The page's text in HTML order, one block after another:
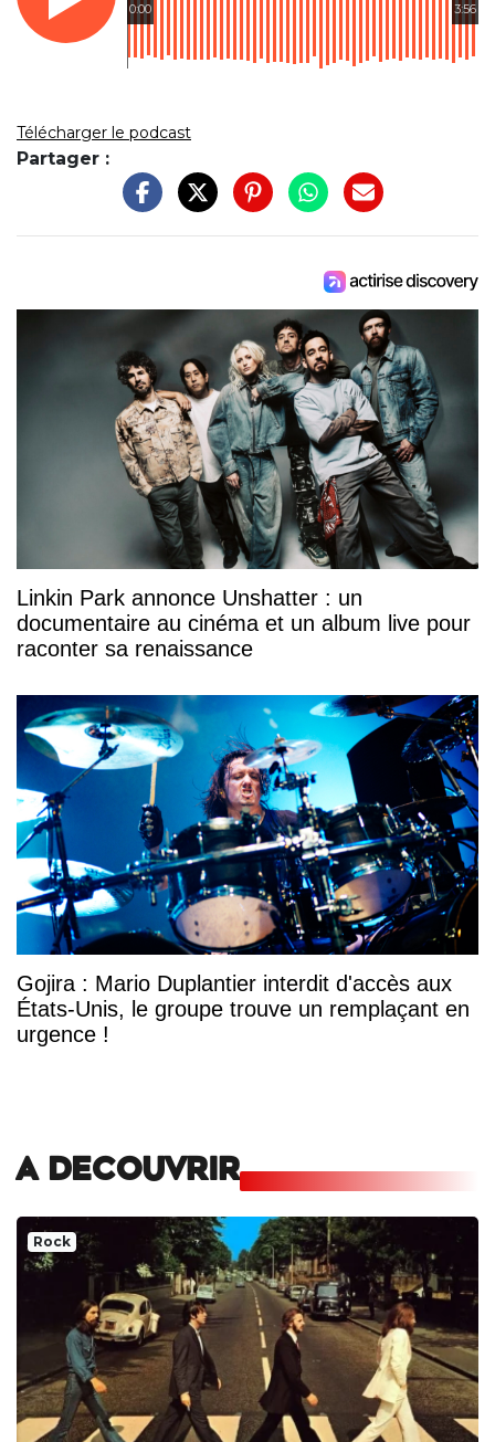
0:00 3:56
Télécharger le podcast
Partager :
Linkin Park annonce Unshatter : un
documentaire au cinéma et un album live pour
raconter sa renaissance
Gojira : Mario Duplantier interdit d'accès aux
États-Unis, le groupe trouve un remplaçant en
urgence !
A DECOUVRIR
Rock